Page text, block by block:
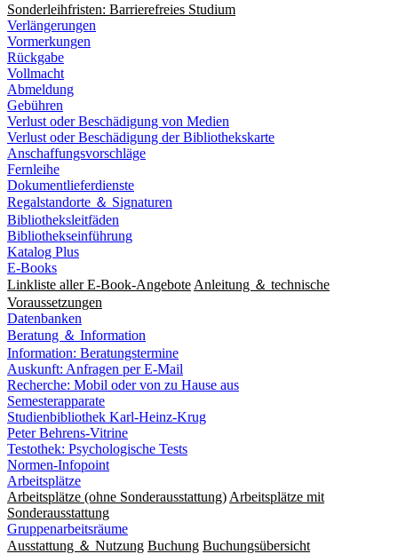
Sonderleihfristen: Barrierefreies Studium
Verlängerungen
Vormerkungen
Rückgabe
Vollmacht
Abmeldung
Gebühren
Verlust oder Beschädigung von Medien
Verlust oder Beschädigung der Bibliothekskarte
Anschaffungsvorschläge
Fernleihe
Dokumentlieferdienste
Regalstandorte ＆ Signaturen
Bibliotheksleitfäden
Bibliothekseinführung
Katalog Plus
E-Books
Linkliste aller E-Book-Angebote Anleitung ＆ technische
Voraussetzungen
Datenbanken
Beratung ＆ Information
Information: Beratungstermine
Auskunft: Anfragen per E-Mail
Recherche: Mobil oder von zu Hause aus
Semesterapparate
Studienbibliothek Karl-Heinz-Krug
Peter Behrens-Vitrine
Testothek: Psychologische Tests
Normen-Infopoint
Arbeitsplätze
Arbeitsplätze (ohne Sonderausstattung) Arbeitsplätze mit
Sonderausstattung
Gruppenarbeitsräume
Ausstattung ＆ Nutzung Buchung Buchungsübersicht